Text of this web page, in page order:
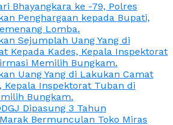
Bhayangkara ke -79, Polres
Penghargaan kepada Bupati,
Lomba.
Sejumplah Uang Yang di
Kepada Kades, Kepala Inspektorat
Memilih Bungkam.
Uang Yang di Lakukan Camat
Kepala Inspektorat Tuban di
Bungkam.
Dipasung 3 Tahun
Bermunculan Toko Miras